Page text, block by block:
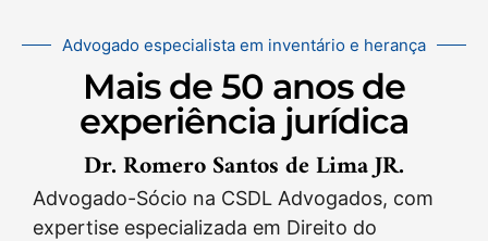
Advogado especialista em inventário e herança
Mais de 50 anos de
experiência jurídica
Dr. Romero Santos de Lima JR.
Advogado-Sócio na CSDL Advogados, com
expertise especializada em Direito do